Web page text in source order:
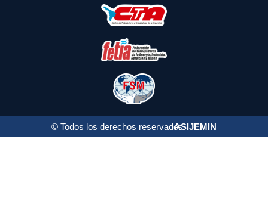
© Todos los derechos reservadosASIJEMIN